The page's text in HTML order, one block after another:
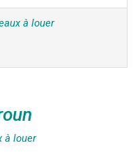
à louer
à louer